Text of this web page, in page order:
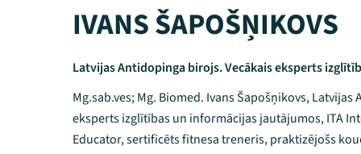
IVANS ŠAPOŠŅIKOVS
Latvijas Antidopinga birojs. Vecākais eksperts
Mg.sab.ves; Mg. Biomed. Ivans Šapošņikovs,
eksperts izglītības un informācijas jautājumos, ITA
Educator, sertificēts fitnesa treneris, praktizējošs